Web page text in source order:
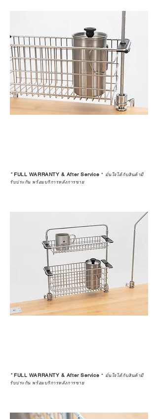
*FULL WARRANTY & After Service * มั่นใจได้กับสินค้ามี
รับประกัน พร้อมบริการหลังการขาย
*FULL WARRANTY & After Service * มั่นใจได้กับสินค้ามี
รับประกัน พร้อมบริการหลังการขาย